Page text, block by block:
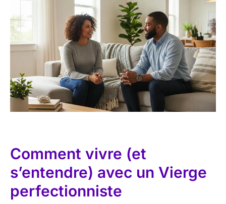
Comment vivre (et
s’entendre) avec un Vierge
perfectionniste